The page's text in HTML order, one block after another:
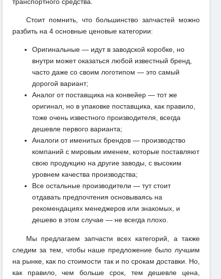
Стоит помнить, что большинство запчастей можно
разбить на 4 основные ценовые категории:
Оригинальные — идут в заводской коробке, но
внутри может оказаться любой известный бренд,
часто даже со своим логотипом — это самый
дорогой вариант;
Аналог от поставщика на конвейер — тот же
оригинал, но в упаковке поставщика, как правило,
тоже очень известного производителя, всегда
дешевле первого варианта;
Аналоги от именитых брендов — производство
компаний с мировым именем, которые поставляют
свою продукцию на другие заводы, с высоким
уровнем качества производства;
Все остальные производители — тут стоит
отдавать предпочтения основываясь на
рекомендациях менеджеров или знакомых, и
дешево в этом случае — не всегда плохо.
Мы предлагаем запчасти всех категорий, а также
следим за тем, чтобы наше предложение было лучшим
на рынке, как по стоимости так и по срокам доставки. Но,
как правило, чем больше срок, тем дешевле цена,